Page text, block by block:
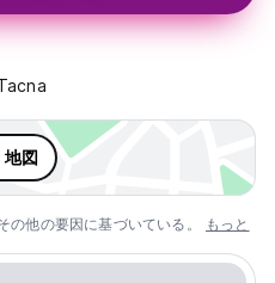
地図
の他の要因に基づいている。
もっと